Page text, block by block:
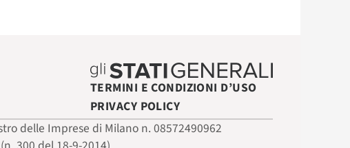
TERMINI E CONDIZIONI D’USO
PRIVACY POLICY
delle Imprese di Milano n. 08572490962